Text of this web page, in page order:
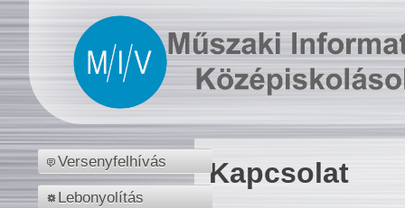
Versenyfelhívás
Lebonyolítás
Kapcsolat